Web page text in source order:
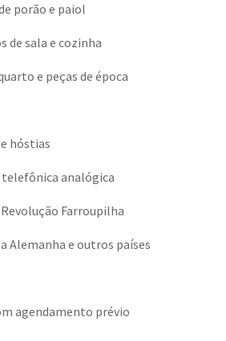
porão e paiol
de sala e cozinha
e peças de época
hóstias
analógica
Farroupilha
Alemanha e outros países
agendamento prévio